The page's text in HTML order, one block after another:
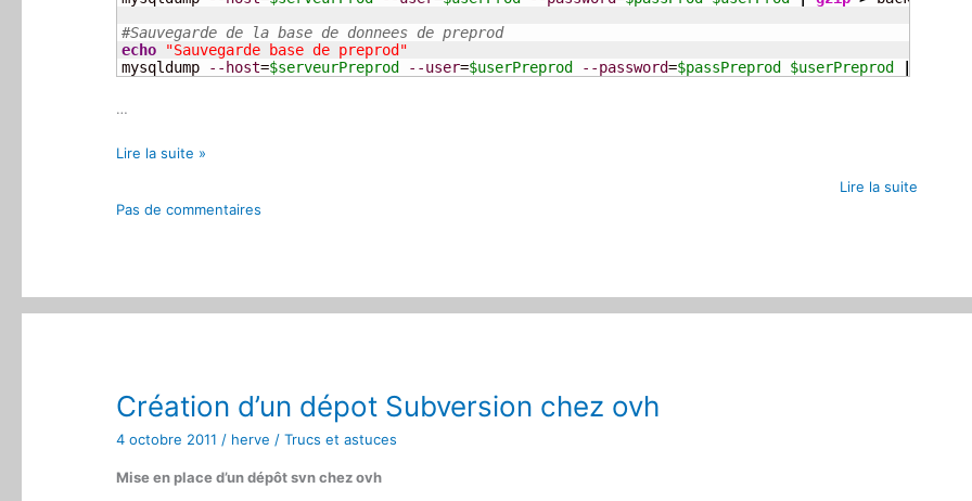
#Sauvegarde de la base de donnees de preprod
echo
"Sauvegarde base de preprod"
mysqldump
--host=$serveurPreprod --user=$userPreprod --password=$passPreprod $userPreprod
…
Ovh
une
dans
ssh
Lire la suite »
Lire la suite
Pas de commentaires
Création d’un dépot Subversion chez ovh
4 octobre 2011 / herve / Trucs et astuces
Mise en place d’un dépôt svn chez ovh